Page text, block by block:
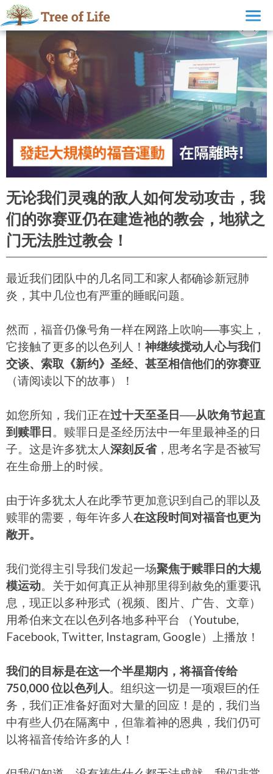
无论我们灵魂的敌人如何发动攻击，我
们的弥赛亚仍在建造祂的教会，地狱之
门无法胜过教会！
最近我们团队中的几名同工和家人都确诊新冠肺
炎，其中几位也有严重的睡眠问题。
然而，福音仍像号角一样在网路上吹响──事实上，
它接触了更多的以色列人！神继续搅动人心与我们
交谈、索取《新约》圣经、甚至相信他们的弥赛亚
（请阅读以下的故事）！
如您所知，我们正在过十天至圣日──从吹角节起直
到赎罪日。赎罪日是圣经历法中一年里最神圣的日
子。这是许多犹太人深刻反省，思考名字是否被写
在生命册上的时候。
由于许多犹太人在此季节更加意识到自己的罪以及
赎罪的需要，每年许多人在这段时间对福音也更为
敞开。
我们觉得主引导我们发起一场聚焦于赎罪日的大规
模运动。关于如何真正从神那里得到赦免的重要讯
息，现正以多种形式（视频、图片、广告、文章）
用希伯来文在以色列各地多种平台 （Youtube,
Facebook, Twitter, Instagram, Google）上播放！
我们的目标是在这一个半星期内，将福音传给
750,000 位以色列人 。组织这一切是一项艰巨的任
务，我们正准备好面对大量的回应！是的，我们当
中有些人仍在隔离中，但靠着神的恩典，我们仍可
以将福音传给许多的人！